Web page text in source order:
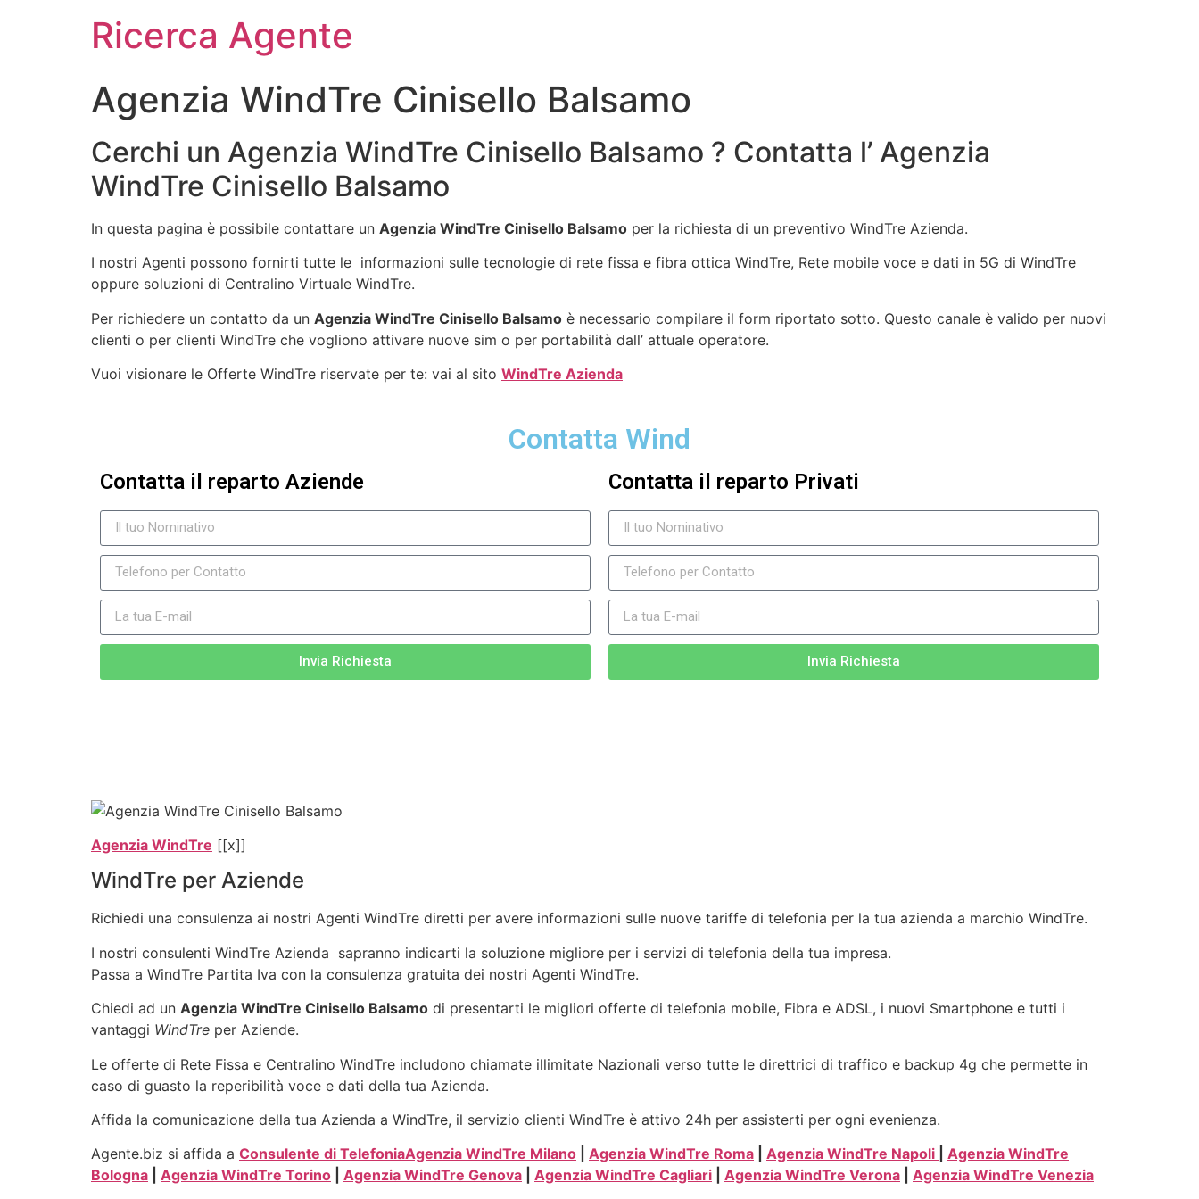
Ricerca Agente
Agenzia WindTre Cinisello Balsamo
Cerchi un Agenzia WindTre Cinisello Balsamo ? Contatta l’ Agenzia
WindTre Cinisello Balsamo
In questa pagina è possibile contattare un Agenzia WindTre Cinisello Balsamo per la richiesta di un preventivo WindTre Azienda.
I nostri Agenti possono fornirti tutte le informazioni sulle tecnologie di rete fissa e fibra ottica WindTre, Rete mobile voce e dati in 5G di WindTre
oppure soluzioni di Centralino Virtuale WindTre.
Per richiedere un contatto da un Agenzia WindTre Cinisello Balsamo è necessario compilare il form riportato sotto. Questo canale è valido per nuovi
clienti o per clienti WindTre che vogliono attivare nuove sim o per portabilità dall’ attuale operatore.
Vuoi visionare le Offerte WindTre riservate per te: vai al sito WindTre Azienda
Contatta Wind
Contatta il reparto Aziende
Invia Richiesta
Contatta il reparto Privati
Invia Richiesta
Agenzia WindTre [[x]]
WindTre per Aziende
Richiedi una consulenza ai nostri Agenti WindTre diretti per avere informazioni sulle nuove tariffe di telefonia per la tua azienda a marchio WindTre.
I nostri consulenti WindTre Azienda sapranno indicarti la soluzione migliore per i servizi di telefonia della tua impresa.
Passa a WindTre Partita Iva con la consulenza gratuita dei nostri Agenti WindTre.
Chiedi ad un Agenzia WindTre Cinisello Balsamo di presentarti le migliori offerte di telefonia mobile, Fibra e ADSL, i nuovi Smartphone e tutti i
vantaggi WindTre per Aziende.
Le offerte di Rete Fissa e Centralino WindTre includono chiamate illimitate Nazionali verso tutte le direttrici di traffico e backup 4g che permette in
caso di guasto la reperibilità voce e dati della tua Azienda.
Affida la comunicazione della tua Azienda a WindTre, il servizio clienti WindTre è attivo 24h per assisterti per ogni evenienza.
Agente.biz si affida a Consulente di TelefoniaAgenzia WindTre Milano Agenzia WindTre Roma Agenzia WindTre Napoli
Agenzia WindTre
Bologna
Agenzia WindTre Torino Agenzia WindTre Genova Agenzia WindTre Cagliari Agenzia WindTre Verona Agenzia WindTre Venezia